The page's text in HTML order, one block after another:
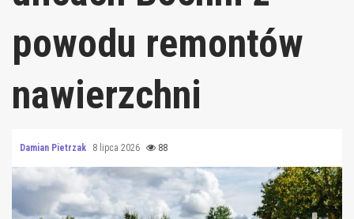
powodu remontów
nawierzchni
Damian Pietrzak 8 lipca 2026 88